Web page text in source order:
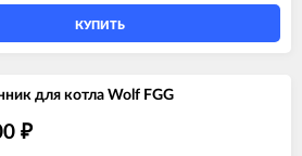
КУПИТЬ
для котла Wolf FGG
₽